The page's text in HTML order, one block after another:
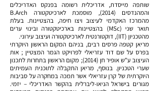
שותפה מייסדת, אדריכלית רשומה בפנקס האדריכלים
והמהנדסים (2014), מוסמכת לארכיטקטורה B.Arch
מהמרכז האקדמי לעיצוב ויצו חיפה, בהצטיינות. בעלת
תואר שני (MSc) בהצטיינות בארכיטקטורה ובינוי ערים
מהטכניון (IIT), דוקטורנטית לארכיטקטורה ועיצוב עירוני.
מריאן קטפה פרסים רבים, בניהם המקום הראשון היוקרתי
בפרס על שם דוד עזריאלי לפרויקט הגמר המצטיין ; אות
העיצוב ע"ש אופיר חן (2014); מקום הראשון בתחרות לתכנון
שערי הטכניון. בנוסף, מריאן התקבלה לתוכנית העמיתים
היוקרתית של קרן עזריאלי אשר תמכה במחקרה על סביבות
מגורים בישראל הניאו-ליברלית בהקשר האדריכלי – יזמי.